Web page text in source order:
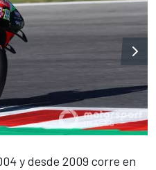
y desde 2009 corre en